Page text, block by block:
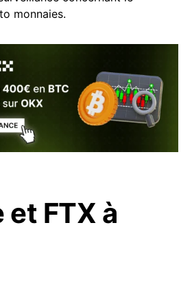
monnaies.
et FTX à